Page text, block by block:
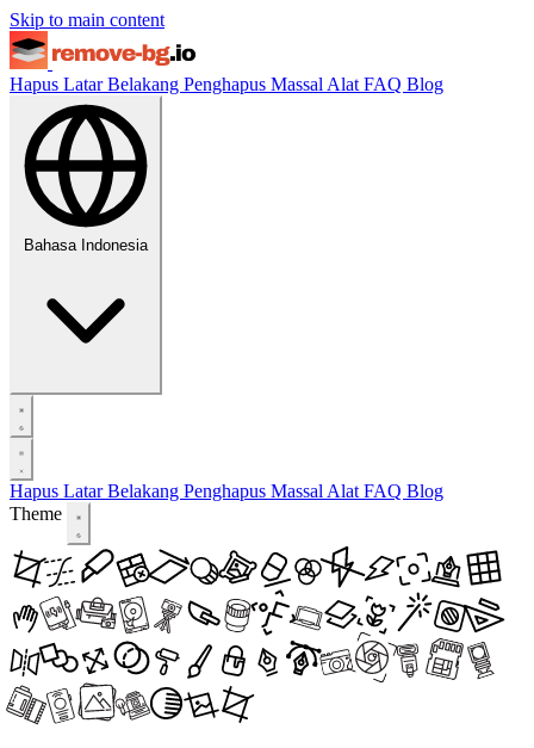
Skip to main content
Hapus Latar Belakang Penghapus Massal Alat FAQ Blog
Bahasa Indonesia
Hapus Latar Belakang Penghapus Massal Alat FAQ Blog
Theme